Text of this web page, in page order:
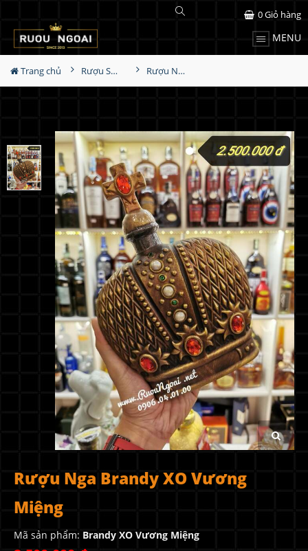
MENU
0Giỏ hàng
Trang chủ Rượu Sưu Tầm - Nga Rượu Nga Brandy XO Vương Miệng
Rượu Nga Brandy XO Vương
Miệng
Mã sản phẩm: Brandy XO Vương Miệng